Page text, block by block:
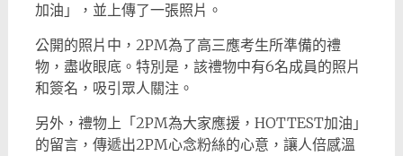
加油」，並上傳了一張照片。
公開的照片中，2PM為了高三應考生所準備的禮
物，盡收眼底。特別是，該禮物中有6名成員的照片
和簽名，吸引眾人關注。
另外，禮物上「2PM為大家應援，HOTTEST加油」
的留言，傳遞出2PM心念粉絲的心意，讓人倍感溫